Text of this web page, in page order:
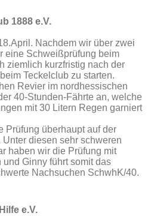
1888 e.V.
Nachdem wir über zwei
eine Schweißprüfung beim
ziemlich kurzfristig nach der
Teckelclub zu starten.
Revier im nordhessischen
40-Stunden-Fährte an, welche
mit 30 Litern Regen garniert
Prüfung überhaupt auf der
diesen sehr schweren
haben wir die Prüfung mit
Ginny führt somit das
Nachsuchen SchwhK/40.
e.V.